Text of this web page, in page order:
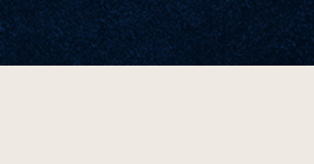
レストラン&ラウン